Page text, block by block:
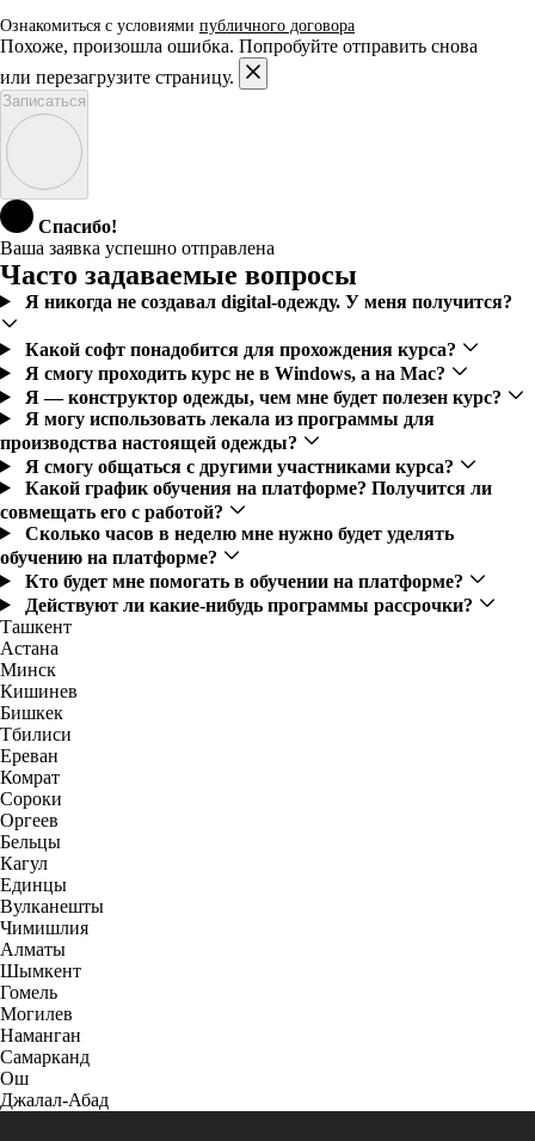
Ознакомиться с условиями публичного договора
Похоже, произошла ошибка. Попробуйте отправить снова
или перезагрузите страницу.
Записаться
Спасибо!
Ваша заявка успешно отправлена
Часто задаваемые вопросы
Я никогда не создавал digital-одежду. У меня получится?
Какой софт понадобится для прохождения курса?
Я смогу проходить курс не в Windows, а на Mac?
Я — конструктор одежды, чем мне будет полезен курс?
Я могу использовать лекала из программы для
производства настоящей одежды?
Я смогу общаться с другими участниками курса?
Какой график обучения на платформе? Получится ли
совмещать его с работой?
Сколько часов в неделю мне нужно будет уделять
обучению на платформе?
Кто будет мне помогать в обучении на платформе?
Действуют ли какие-нибудь программы рассрочки?
Ташкент
Астана
Минск
Кишинев
Бишкек
Тбилиси
Ереван
Комрат
Сороки
Оргеев
Бельцы
Кагул
Единцы
Вулканешты
Чимишлия
Алматы
Шымкент
Гомель
Могилев
Наманган
Самарканд
Ош
Джалал-Абад